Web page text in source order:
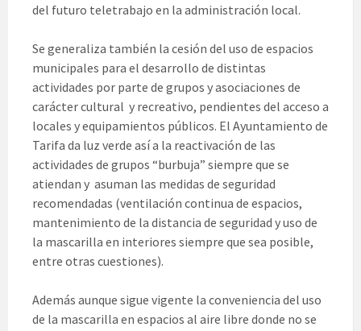
del futuro teletrabajo en la administración local.
Se generaliza también la cesión del uso de espacios
municipales para el desarrollo de distintas
actividades por parte de grupos y asociaciones de
carácter cultural y recreativo, pendientes del acceso a
locales y equipamientos públicos. El Ayuntamiento de
Tarifa da luz verde así a la reactivación de las
actividades de grupos “burbuja” siempre que se
atiendan y asuman las medidas de seguridad
recomendadas (ventilación continua de espacios,
mantenimiento de la distancia de seguridad y uso de
la mascarilla en interiores siempre que sea posible,
entre otras cuestiones).
Además aunque sigue vigente la conveniencia del uso
de la mascarilla en espacios al aire libre donde no se